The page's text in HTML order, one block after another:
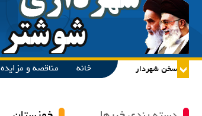
خانه مناقصه و مزایده